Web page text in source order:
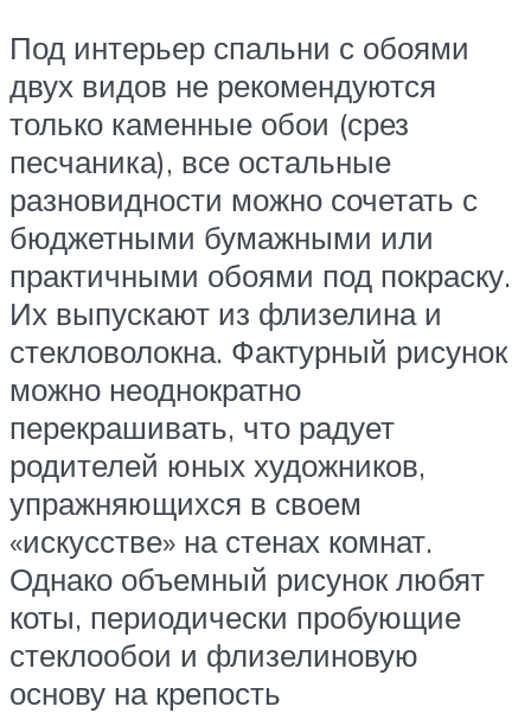
Под интерьер спальни с обоями
двух видов не рекомендуются
только каменные обои (срез
песчаника), все остальные
разновидности можно сочетать с
бюджетными бумажными или
практичными обоями под покраску.
Их выпускают из флизелина и
стекловолокна. Фактурный рисунок
можно неоднократно
перекрашивать, что радует
родителей юных художников,
упражняющихся в своем
«искусстве» на стенах комнат.
Однако объемный рисунок любят
коты, периодически пробующие
стеклообои и флизелиновую
основу на крепость